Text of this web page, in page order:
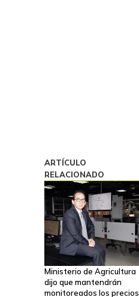
ARTÍCULO
RELACIONADO
Ministerio de Agricultura
dijo que mantendrán
monitoreados los precios